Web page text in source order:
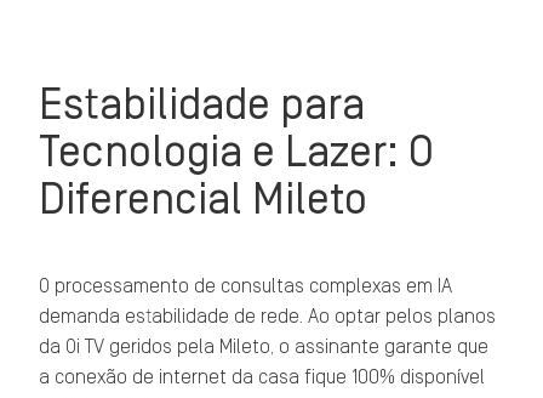
Estabilidade para
Tecnologia e Lazer: O
Diferencial Mileto
O processamento de consultas complexas em IA
demanda estabilidade de rede. Ao optar pelos planos
da Oi TV geridos pela Mileto, o assinante garante que
a conexão de internet da casa fique 100% disponível